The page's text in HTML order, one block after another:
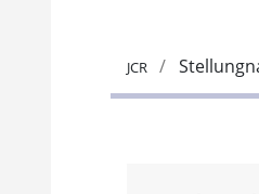
JCR